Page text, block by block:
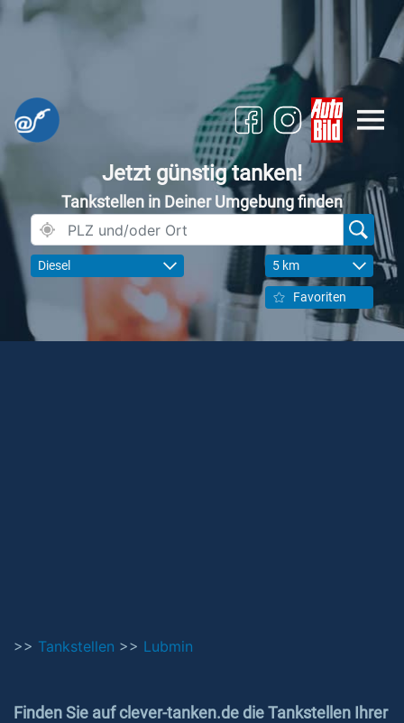
Jetzt günstig tanken!
Tankstellen in Deiner Umgebung finden
Diesel 5 km
Favoriten
>> Tankstellen >> Lubmin
Finden Sie auf clever-tanken.de die Tankstellen Ihrer